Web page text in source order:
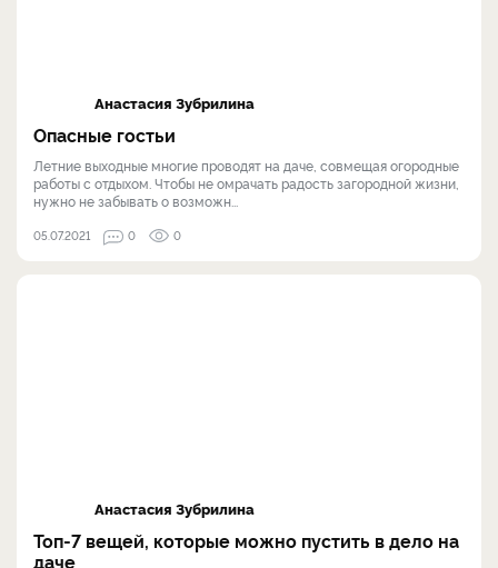
Анастасия Зубрилина
Опасные гостьи
Летние выходные многие проводят на даче, совмещая огородные
работы с отдыхом. Чтобы не омрачать радость загородной жизни,
нужно не забывать о возможн...
05.07.2021 0 0
Анастасия Зубрилина
Топ-7 вещей, которые можно пустить в дело на
даче